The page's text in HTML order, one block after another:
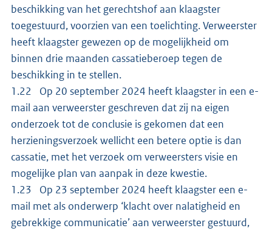
beschikking van het gerechtshof aan klaagster
toegestuurd, voorzien van een toelichting. Verweerster
heeft klaagster gewezen op de mogelijkheid om
binnen drie maanden cassatieberoep tegen de
beschikking in te stellen.
1.22 Op 20 september 2024 heeft klaagster in een e-
mail aan verweerster geschreven dat zij na eigen
onderzoek tot de conclusie is gekomen dat een
herzieningsverzoek wellicht een betere optie is dan
cassatie, met het verzoek om verweersters visie en
mogelijke plan van aanpak in deze kwestie.
1.23 Op 23 september 2024 heeft klaagster een e-
mail met als onderwerp ‘klacht over nalatigheid en
gebrekkige communicatie’ aan verweerster gestuurd,